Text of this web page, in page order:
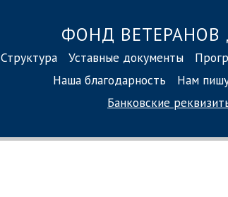
ФОНД
Структура Уставные документы
Наша благодарность
Нам
Банковские